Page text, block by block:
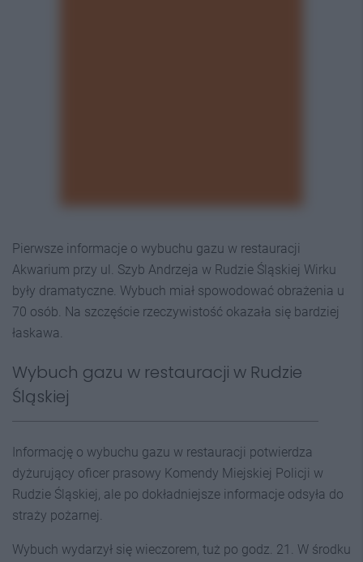
Pierwsze informacje o wybuchu gazu w restauracji
Akwarium przy ul. Szyb Andrzeja w Rudzie Śląskiej Wirku
były dramatyczne. Wybuch miał spowodować obrażenia u
70 osób. Na szczęście rzeczywistość okazała się bardziej
łaskawa.
Wybuch gazu w restauracji w Rudzie
Śląskiej
Informację o wybuchu gazu w restauracji potwierdza
dyżurujący oficer prasowy Komendy Miejskiej Policji w
Rudzie Śląskiej, ale po dokładniejsze informacje odsyła do
straży pożarnej.
Wybuch wydarzył się wieczorem, tuż po godz. 21. W środku